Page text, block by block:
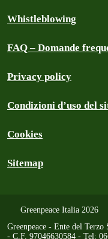
Whistleblowing
FAQ – Domande
Privacy policy
Condizioni d’uso del
Cookies
Sitemap
Greenpeace Italia 2026
Greenpeace - Ente del
- C.F. 97046630584 - Tel: